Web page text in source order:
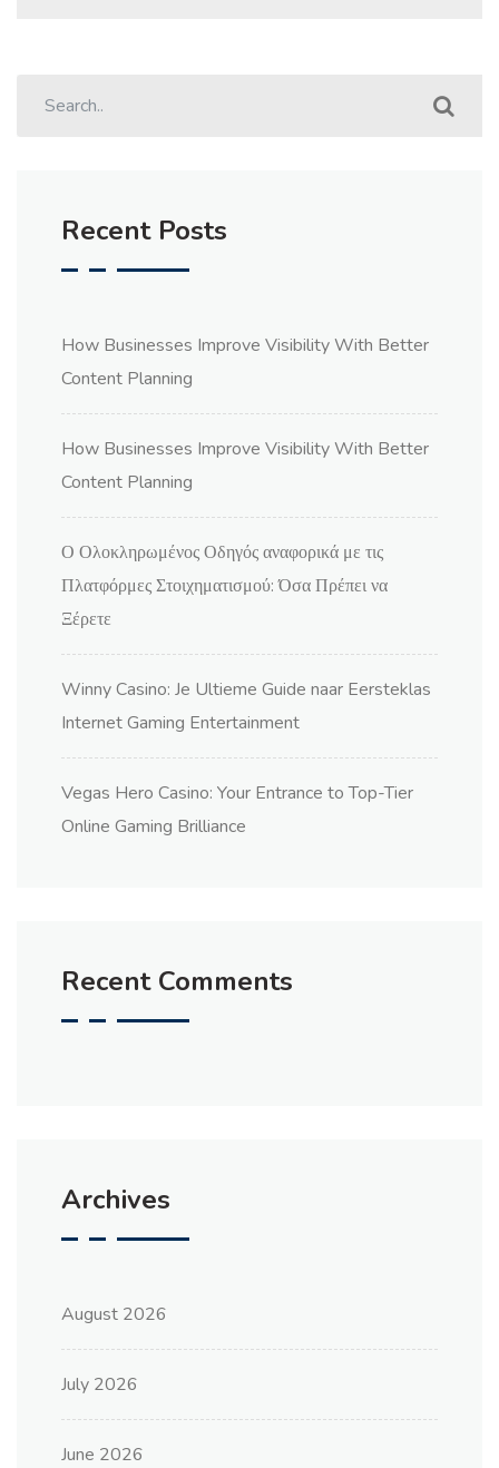
Recent Posts
How Businesses Improve Visibility With Better
Content Planning
How Businesses Improve Visibility With Better
Content Planning
Ο Ολοκληρωμένος Οδηγός αναφορικά με τις
Πλατφόρμες Στοιχηματισμού: Όσα Πρέπει να
Ξέρετε
Winny Casino: Je Ultieme Guide naar Eersteklas
Internet Gaming Entertainment
Vegas Hero Casino: Your Entrance to Top-Tier
Online Gaming Brilliance
Recent Comments
Archives
August 2026
July 2026
June 2026